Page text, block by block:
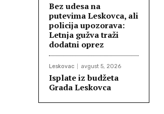
Bez udesa na
putevima Leskovca, ali
policija upozorava:
Letnja gužva traži
dodatni oprez
Leskovac avgust 5, 2026
Isplate iz budžeta
Grada Leskovca